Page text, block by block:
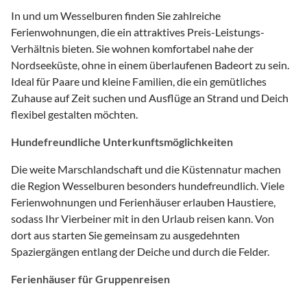
In und um Wesselburen finden Sie zahlreiche
Ferienwohnungen, die ein attraktives Preis-Leistungs-
Verhältnis bieten. Sie wohnen komfortabel nahe der
Nordseeküste, ohne in einem überlaufenen Badeort zu sein.
Ideal für Paare und kleine Familien, die ein gemütliches
Zuhause auf Zeit suchen und Ausflüge an Strand und Deich
flexibel gestalten möchten.
Hundefreundliche Unterkunftsmöglichkeiten
Die weite Marschlandschaft und die Küstennatur machen
die Region Wesselburen besonders hundefreundlich. Viele
Ferienwohnungen und Ferienhäuser erlauben Haustiere,
sodass Ihr Vierbeiner mit in den Urlaub reisen kann. Von
dort aus starten Sie gemeinsam zu ausgedehnten
Spaziergängen entlang der Deiche und durch die Felder.
Ferienhäuser für Gruppenreisen